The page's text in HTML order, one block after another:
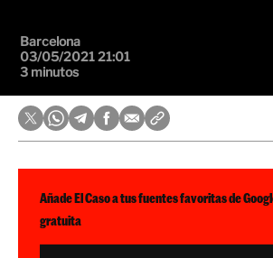
Barcelona
03/05/2021 21:01
3 minutos
Añade El Caso a tus fuentes favoritas de
gratuita